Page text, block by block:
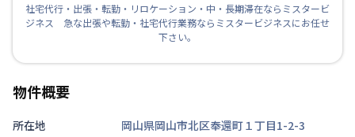
社宅代行・出張・転勤・リロケーション・中・長期滞在ならミスタービ
ジネス 急な出張や転勤・社宅代行業務ならミスタービジネスにお任せ
下さい。
物件概要
所在地
岡山県岡山市北区奉還町１丁目1-2-3